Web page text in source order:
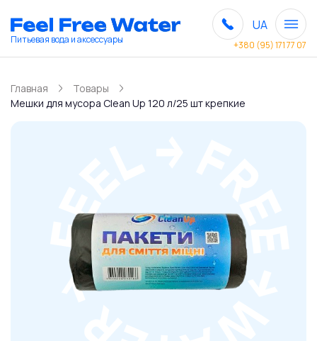
Питьевая вода и аксессуары
UA
+380 (95) 171 77 07
Главная
Товары
Мешки для мусора Сlean Up 120 л/25 шт крепкие